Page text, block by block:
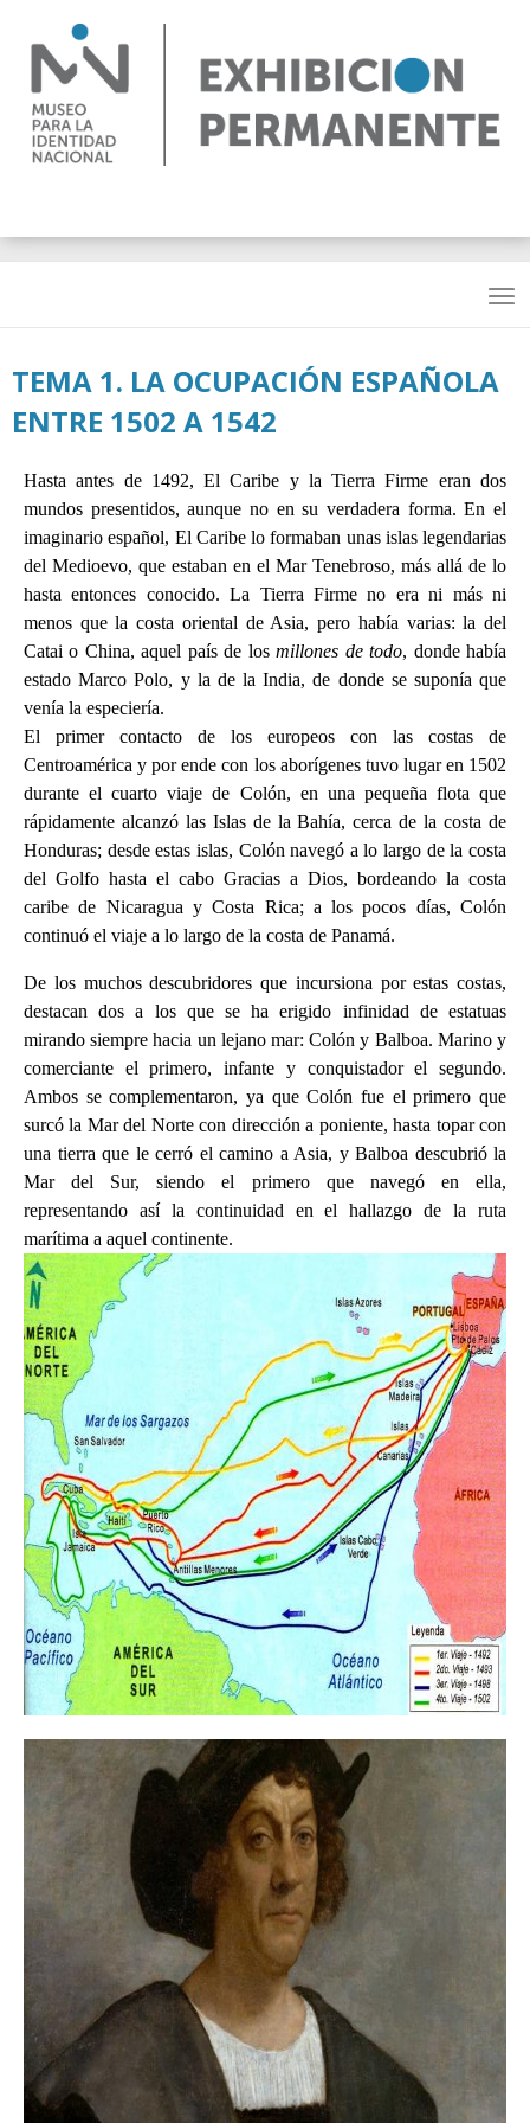
contenido
principal
TEMA 1. LA OCUPACIÓN ESPAÑOLA
ENTRE 1502 A 1542
Hasta antes de 1492, El Caribe y la Tierra Firme eran dos
mundos presentidos, aunque no en su verdadera forma. En el
imaginario español, El Caribe lo formaban unas islas legendarias
del Medioevo, que estaban en el Mar Tenebroso, más allá de lo
hasta entonces conocido. La Tierra Firme no era ni más ni
menos que la costa oriental de Asia, pero había varias: la del
Catai o China, aquel país de losmillones de todo, donde había
estado Marco Polo, y la de la India, de donde se suponía que
venía la especiería.
El primer contacto de los europeos con las costas de
Centroamérica y por ende con los aborígenes tuvo lugar en 1502
durante el cuarto viaje de Colón, en una pequeña flota que
rápidamente alcanzó las Islas de la Bahía, cerca de la costa de
Honduras; desde estas islas, Colón navegó a lo largo de la costa
del Golfo hasta el cabo Gracias a Dios, bordeando la costa
caribe de Nicaragua y Costa Rica; a los pocos días, Colón
continuó el viaje a lo largo de la costa de Panamá.
De los muchos descubridores que incursiona por estas costas,
destacan dos a los que se ha erigido infinidad de estatuas
mirando siempre hacia un lejano mar: Colón y Balboa. Marino y
comerciante el primero, infante y conquistador el segundo.
Ambos se complementaron, ya que Colón fue el primero que
surcó la Mar del Norte con dirección a poniente, hasta topar con
una tierra que le cerró el camino a Asia, y Balboa descubrió la
Mar del Sur, siendo el primero que navegó en ella,
representando así la continuidad en el hallazgo de la ruta
marítima a aquel continente.